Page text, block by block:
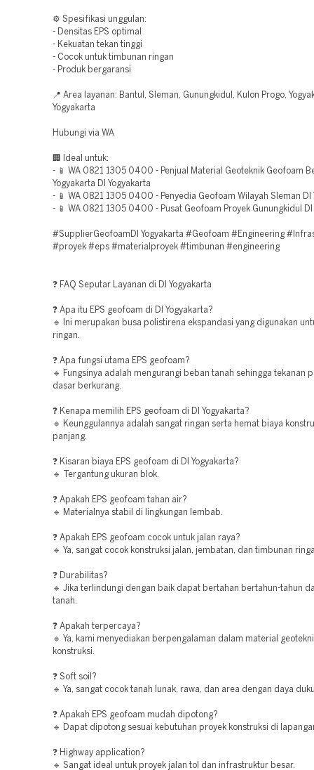
⚙️ Spesifikasi unggulan:
- Densitas EPS optimal
- Kekuatan tekan tinggi
- Cocok untuk timbunan ringan
- Produk bergaransi
📍 Area layanan: Bantul, Sleman, Gunungkidul, Kulon Progo,
Yogyakarta
Hubungi via WA
🏢 Ideal untuk:
- 📱 WA 0821 1305 0400 - Penjual Material Geoteknik Geofoam
Yogyakarta DI Yogyakarta
- 📱 WA 0821 1305 0400 - Penyedia Geofoam Wilayah Sleman DI
- 📱 WA 0821 1305 0400 - Pusat Geofoam Proyek Gunungkidul DI
#SupplierGeofoamDI Yogyakarta #Geofoam #Engineering
#proyek #eps #materialproyek #timbunan #engineering
❓ FAQ Seputar Layanan di DI Yogyakarta
❓ Apa itu EPS geofoam di DI Yogyakarta?
🔹 Ini merupakan busa polistirena ekspandasi yang digunakan
ringan.
❓ Apa fungsi utama EPS geofoam?
🔹 Fungsinya adalah mengurangi beban tanah sehingga tekanan
dasar berkurang.
❓ Kenapa memilih EPS geofoam di DI Yogyakarta?
🔹 Keunggulannya adalah sangat ringan serta hemat biaya
panjang.
❓ Kisaran biaya EPS geofoam di DI Yogyakarta?
🔹 Tergantung ukuran blok.
❓ Apakah EPS geofoam tahan air?
🔹 Materialnya stabil di lingkungan lembab.
❓ Apakah EPS geofoam cocok untuk jalan raya?
🔹 Ya, sangat cocok konstruksi jalan, jembatan, dan timbunan
❓ Durabilitas?
🔹 Jika terlindungi dengan baik dapat bertahan bertahun-tahun
tanah.
❓ Apakah terpercaya?
🔹 Ya, kami menyediakan berpengalaman dalam material
konstruksi.
❓ Soft soil?
🔹 Ya, sangat cocok tanah lunak, rawa, dan area dengan daya
❓ Apakah EPS geofoam mudah dipotong?
🔹 Dapat dipotong sesuai kebutuhan proyek konstruksi di
❓ Highway application?
🔹 Sangat ideal untuk proyek jalan tol dan infrastruktur besar.